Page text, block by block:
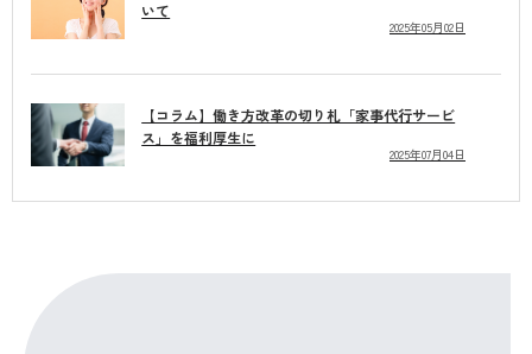
いて
2025年05月02日
【コラム】働き方改革の切り札「家事代行サービ
ス」を福利厚生に
2025年07月04日